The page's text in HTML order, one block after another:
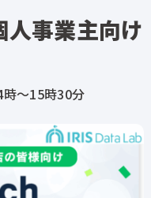
人事業主向け
～15時30分